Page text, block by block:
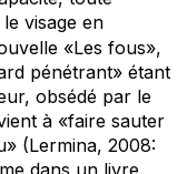
visage en
«Les fous»,
pénétrant» étant
obsédé par le
à «faire sauter
(Lermina, 2008: